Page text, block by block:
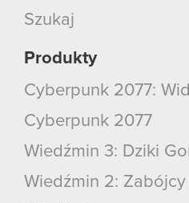
Szukaj
Produkty
Cyberpunk 2077:
Cyberpunk 2077
Wiedźmin 3: Dziki
Wiedźmin 2: